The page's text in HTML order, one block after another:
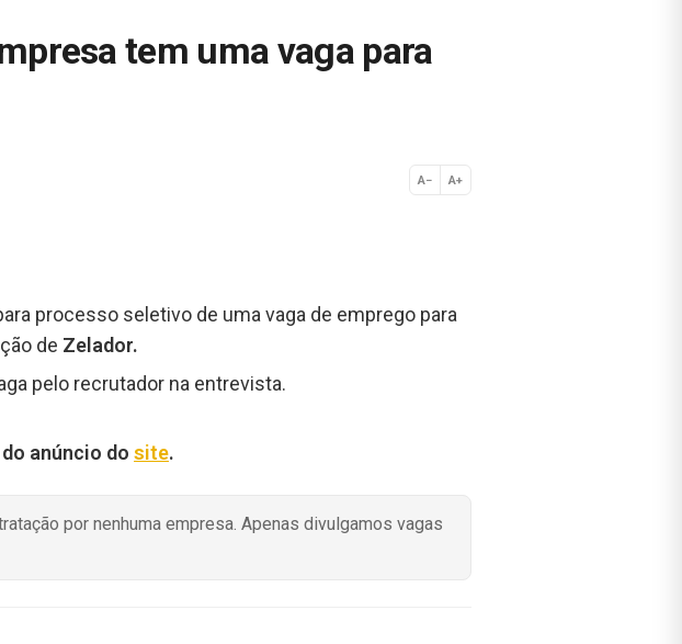
tem uma vaga para
A− A+
Normal
processo seletivo de uma vaga de emprego para
de Zelador.
pelo recrutador na entrevista.
do anúncio do site.
por nenhuma empresa. Apenas divulgamos vagas